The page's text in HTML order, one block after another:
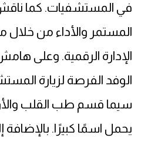
في المستشفيات. كما ناقش
المستمر والأداء من
الإدارة الرقمية. وعلى
الوفد الفرصة لزيارة
سيما قسم طب القلب
يحمل اسمًا كبيرًا.